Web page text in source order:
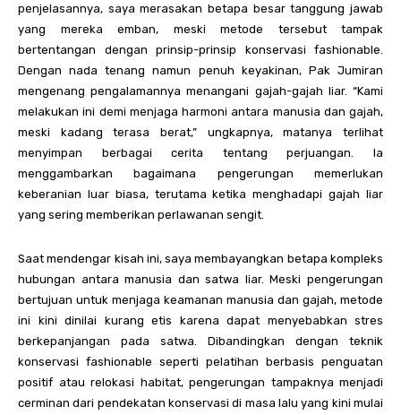
penjelasannya, saya merasakan betapa besar tanggung jawab
yang mereka emban, meski metode tersebut tampak
bertentangan dengan prinsip-prinsip konservasi fashionable.
Dengan nada tenang namun penuh keyakinan, Pak Jumiran
mengenang pengalamannya menangani gajah-gajah liar. “Kami
melakukan ini demi menjaga harmoni antara manusia dan gajah,
meski kadang terasa berat,” ungkapnya, matanya terlihat
menyimpan berbagai cerita tentang perjuangan. Ia
menggambarkan bagaimana pengerungan memerlukan
keberanian luar biasa, terutama ketika menghadapi gajah liar
yang sering memberikan perlawanan sengit.
Saat mendengar kisah ini, saya membayangkan betapa kompleks
hubungan antara manusia dan satwa liar. Meski pengerungan
bertujuan untuk menjaga keamanan manusia dan gajah, metode
ini kini dinilai kurang etis karena dapat menyebabkan stres
berkepanjangan pada satwa. Dibandingkan dengan teknik
konservasi fashionable seperti pelatihan berbasis penguatan
positif atau relokasi habitat, pengerungan tampaknya menjadi
cerminan dari pendekatan konservasi di masa lalu yang kini mulai